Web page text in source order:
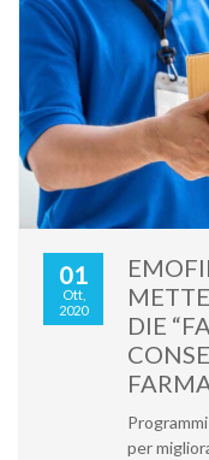
01
Ott,
2020
DIE
per